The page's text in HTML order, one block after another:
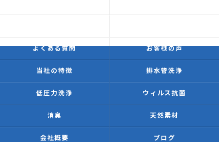
よくある質問 お客様の声
当社の特徴 排水管洗浄
低圧力洗浄 ウィルス抗菌
消臭 天然素材
会社概要 ブログ